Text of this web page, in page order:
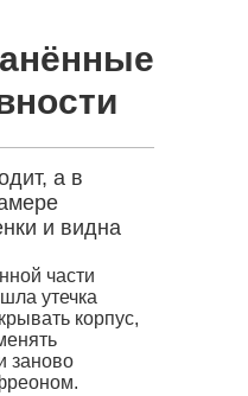
а в
и видна
части
утечка
корпус,
заново